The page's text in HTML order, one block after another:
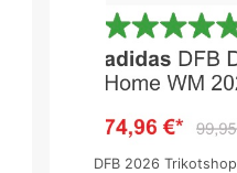
DFB 2026 Trikotshop